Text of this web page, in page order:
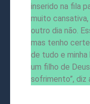
inserido na fila
muito
outro dia não.
mas tenho
de tudo e minha
um filho de
sofrimento”, diz